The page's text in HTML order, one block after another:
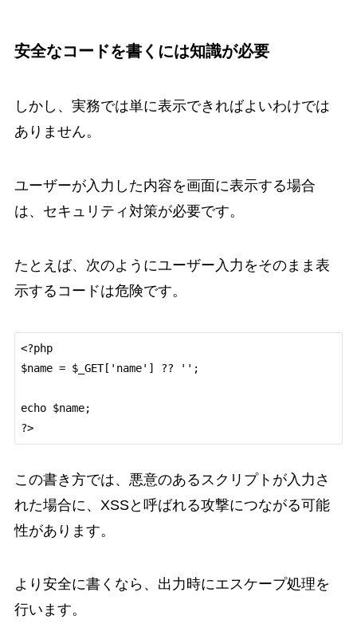
安全なコードを書くには知識が必要
しかし、実務では単に表示できればよいわけでは
ありません。
ユーザーが入力した内容を画面に表示する場合
は、セキュリティ対策が必要です。
たとえば、次のようにユーザー入力をそのまま表
示するコードは危険です。
<?php
$name = $_GET['name'] ?? '';
echo $name;
?>
この書き方では、悪意のあるスクリプトが入力さ
れた場合に、XSSと呼ばれる攻撃につながる可能
性があります。
より安全に書くなら、出力時にエスケープ処理を
行います。